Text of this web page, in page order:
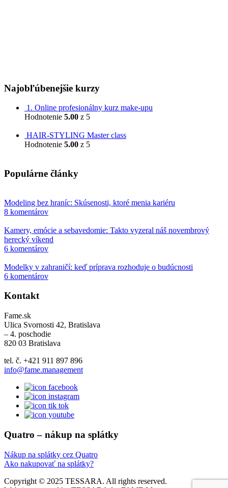
Najobľúbenejšie kurzy
1. Online profesionálny kurz make-upu
Hodnotenie 5.00 z 5
HAIR-STYLING Master class
Hodnotenie 5.00 z 5
Populárne články
Modeling bez hraníc: Skúsenosti, ktoré menia kariéru
8 komentárov
Kamery, emócie a sebavedomie: Takto vyzeral náš novembrový
herecký víkend
6 komentárov
Modelky v zahraničí: keď príprava rozhoduje o budúcnosti
6 komentárov
Kontakt
Fame.sk
Ulica Svornosti 42, Bratislava
– 4. poschodie
820 03 Bratislava
tel. č. +421 911 897 896
info@fame.management
Quatro – nákup na splátky
Nákup na splátky cez Quatro
Ako nakupovať na splátky?
Copyright © 2025 TESSARA. All rights reserved.